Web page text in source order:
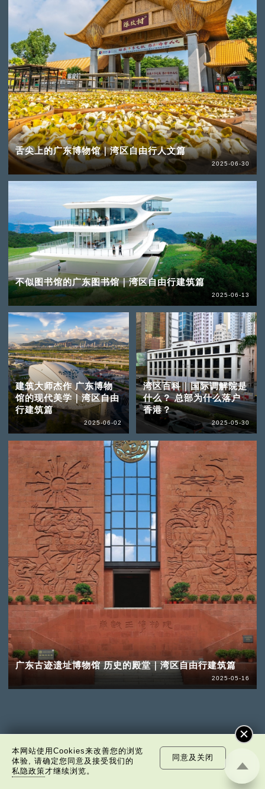
舌尖上的广东博物馆｜湾区自由行人文篇
2025-06-30
不似图书馆的广东图书馆｜湾区自由行建筑篇
2025-06-13
建筑大师杰作 广东博物
馆的现代美学｜湾区自由
行建筑篇
2025-06-02
湾区百科｜国际调解院是
什么？ 总部为什么落户
香港？
2025-05-30
广东古迹遗址博物馆 历史的殿堂｜湾区自由行建筑篇
2025-05-16
本网站使用Cookies来改善您的浏览
体验, 请确定您同意及接受我们的
私隐政策才继续浏览。
同意及关闭